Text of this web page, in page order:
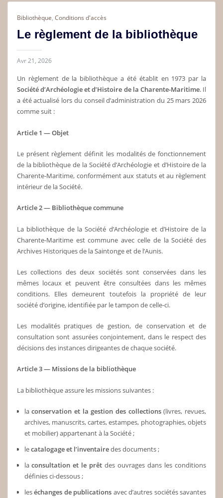
Bibliothèque, Conditions d'accès
Le règlement de la bibliothèque
Avr 21, 2026
Un règlement de la bibliothèque a été établit en 1973 par la
Société d’Archéologie et d’Histoire de la Charente-Maritime. Il
a été actualisé lors du conseil d’administration du 25 mars 2026
comme suit :
Article 1 — Objet
Le présent règlement définit les modalités de fonctionnement
de la bibliothèque de la Société d’Archéologie et d’Histoire de la
Charente-Maritime, conformément aux statuts et au règlement
intérieur de la Société.
Article 2 — Bibliothèque commune
La bibliothèque de la Société d’Archéologie et d’Histoire de la
Charente-Maritime est commune avec celle de la Société des
Archives Historiques de la Saintonge et de l’Aunis.
Les collections des deux sociétés sont conservées dans les
mêmes locaux et peuvent être consultées dans les mêmes
conditions. Elles demeurent toutefois la propriété de leur
société d’origine, identifiée par le tampon de celle-ci.
Les modalités pratiques de gestion, de conservation et de
consultation sont assurées conjointement, dans le respect des
décisions des instances dirigeantes de chaque société.
Article 3 — Missions de la bibliothèque
La bibliothèque assure les missions suivantes :
laconservation et la gestion des collections(livres, revues,
archives, manuscrits, cartes, estampes, photographies, objets
et mobilier) appartenant à la Société ;
lecatalogage et l’inventairedes documents ;
laconsultation et le prêt des ouvrages dans les conditions
définies ci-dessous ;
leséchanges de publications avec d’autres sociétés savantes